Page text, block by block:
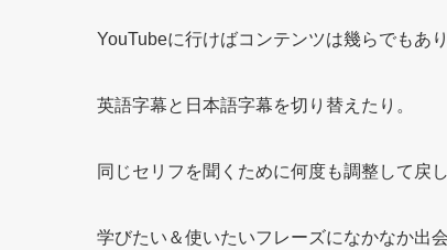
YouTubeに行けばコンテンツは幾らでもあり
英語字幕と日本語字幕を切り替えたり。
同じセリフを聞くために何度も調整して戻し
学びたい＆使いたいフレーズになかなか出